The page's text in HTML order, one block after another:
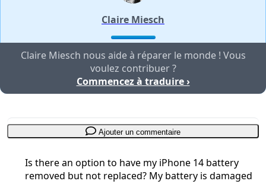
Claire Miesch
Claire Miesch nous aide à réparer le monde ! Vous
voulez contribuer ?
Commencez à traduire ›
Ajouter un commentaire
Is there an option to have my iPhone 14 battery
removed but not replaced? My battery is damaged